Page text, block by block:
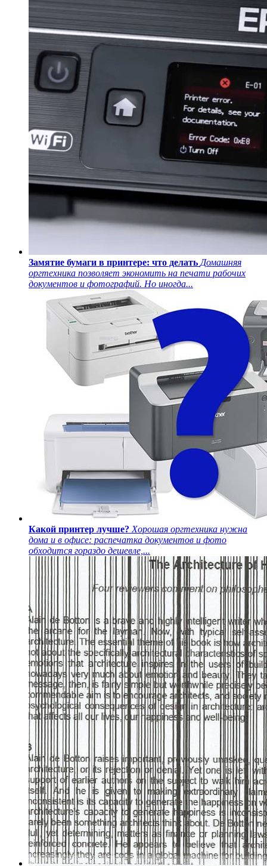
Замятие бумаги в принтере: что делать Домашняя
оргтехника позволяет экономить на печати рабочих
документов и фотографий. Но иногда...
Какой принтер лучше? Хорошая оргтехника нужна
дома и в офисе: распечатка документов и фото
обходится гораздо дешевле,...